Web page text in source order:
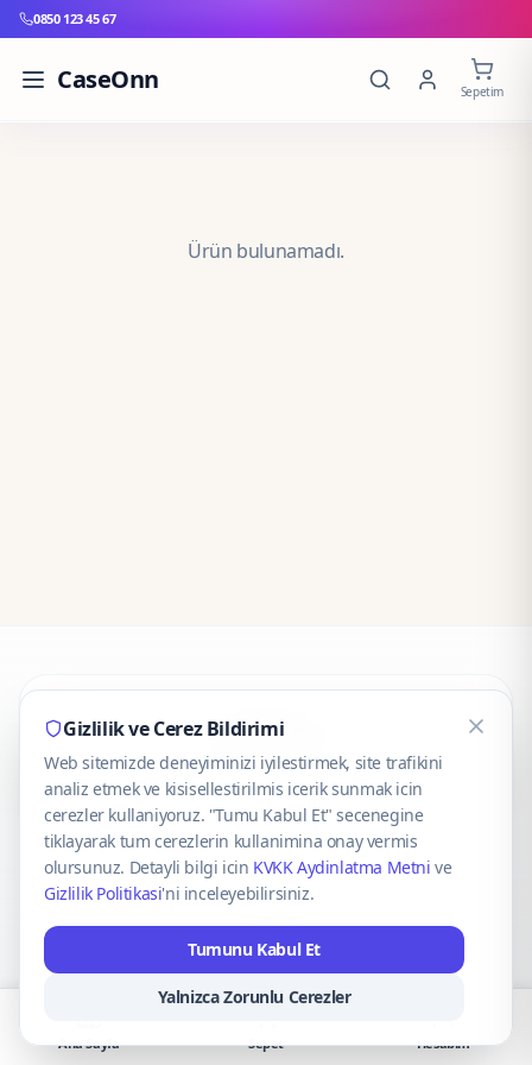
0850 123 45 67
CaseOnn Sepetim
Ürün bulunamadı.
CaseOnn
© 2025 CaseOnn. Tüm hakları saklıdır.
VISA Mastercard
Gizlilik ve Cerez Bildirimi
Web sitemizde deneyiminizi iyilestirmek, site trafikini
analiz etmek ve kisisellestirilmis icerik sunmak icin
cerezler kullaniyoruz. "Tumu Kabul Et" secenegine
tiklayarak tum cerezlerin kullanimina onay vermis
olursunuz. Detayli bilgi icin KVKK Aydinlatma Metni ve
Gizlilik Politikasi'ni inceleyebilirsiniz.
Tumunu Kabul Et
Yalnizca Zorunlu Cerezler
Ana Sayfa Sepet Hesabım